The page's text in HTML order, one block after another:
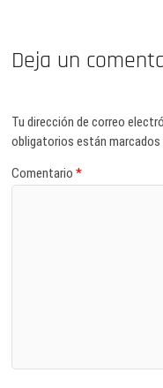
Deja un
Tu dirección de correo
obligatorios están
Comentario*